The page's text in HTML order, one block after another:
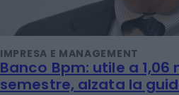
IMPRESA E MANAGEMENT
Banco Bpm: utile a 1,06
semestre, alzata la